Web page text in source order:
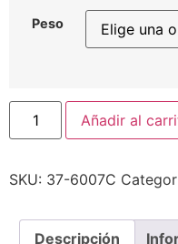
Peso
Añadir al
SKU: 37-6007C
Descripción